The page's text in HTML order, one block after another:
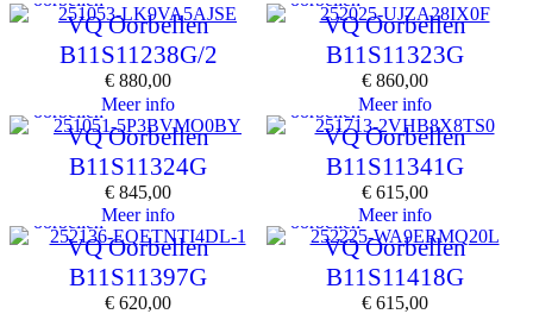
VQ Oorbellen
B11S11238G/2
€ 880,00
Meer info
VQ Oorbellen
B11S11323G
€ 860,00
Meer info
oorbellen
VQ Oorbellen
B11S11324G
€ 845,00
Meer info
oorbellen
VQ Oorbellen
B11S11341G
€ 615,00
Meer info
oorbellen
VQ Oorbellen
B11S11397G
€ 620,00
oorbellen
VQ Oorbellen
B11S11418G
€ 615,00